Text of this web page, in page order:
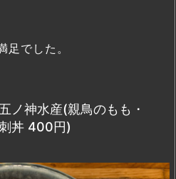
でした。
ノ神水産(親鳥のもも・
丼 400円)